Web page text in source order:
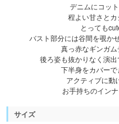
デニムにコッ
程よい甘さと
とっても
バスト部分には谷間を覗か
真っ赤なギンガ
後ろ姿も抜かりなく演
下半身をカバー
アクティブに動
お手持ちのイン
サイズ